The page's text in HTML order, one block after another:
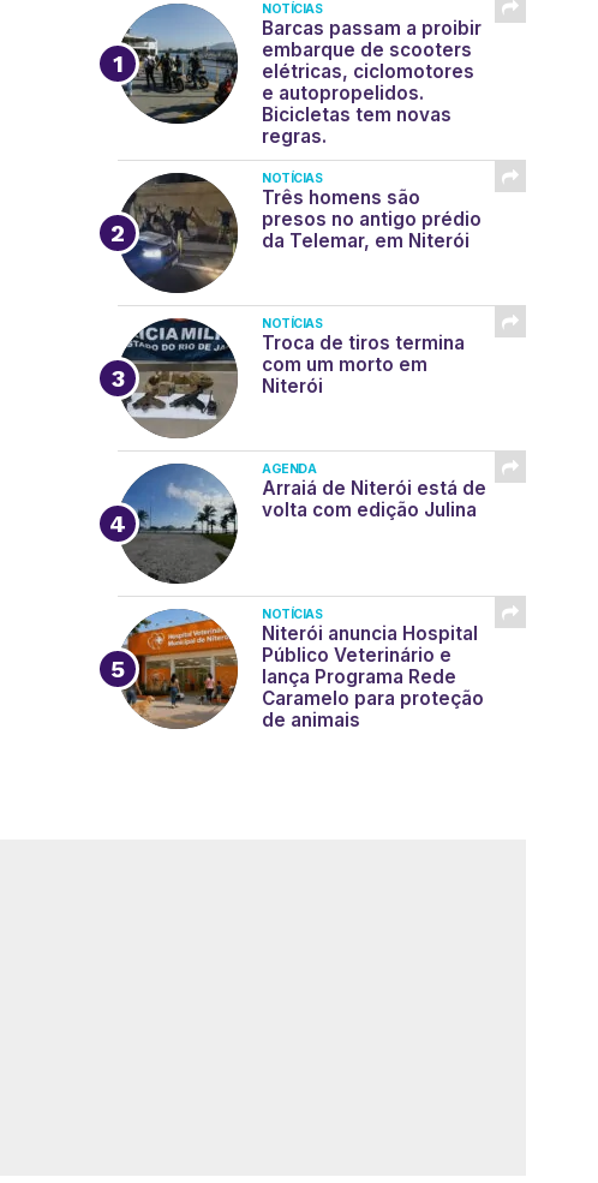
NOTÍCIAS
Barcas passam a proibir
embarque de scooters
elétricas, ciclomotores
e autopropelidos.
Bicicletas tem novas
regras.
NOTÍCIAS
Três homens são
presos no antigo prédio
da Telemar, em Niterói
NOTÍCIAS
Troca de tiros termina
com um morto em
Niterói
AGENDA
Arraiá de Niterói está de
volta com edição Julina
NOTÍCIAS
Niterói anuncia Hospital
Público Veterinário e
lança Programa Rede
Caramelo para proteção
de animais